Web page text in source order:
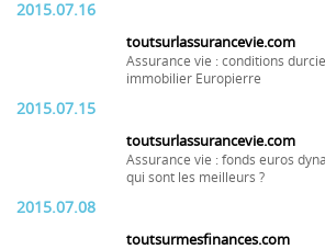
2015.07.16
toutsurlassurancevie.com
Assurance vie : conditions
immobilier Europierre
2015.07.15
toutsurlassurancevie.com
Assurance vie : fonds euros
qui sont les meilleurs ?
2015.07.08
toutsurmesfinances.com